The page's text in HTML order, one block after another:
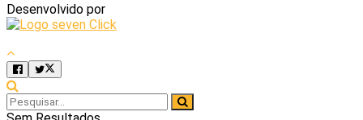
Desenvolvido por